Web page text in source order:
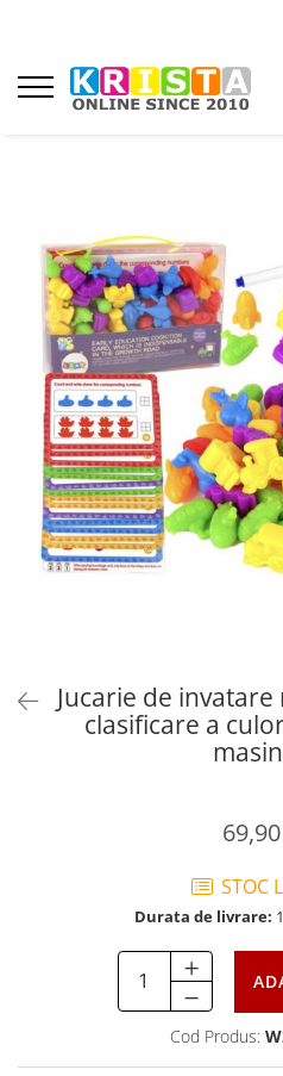
Jucarie de
clasificare a
STOC
Durata de livrare:
Cod Produs: